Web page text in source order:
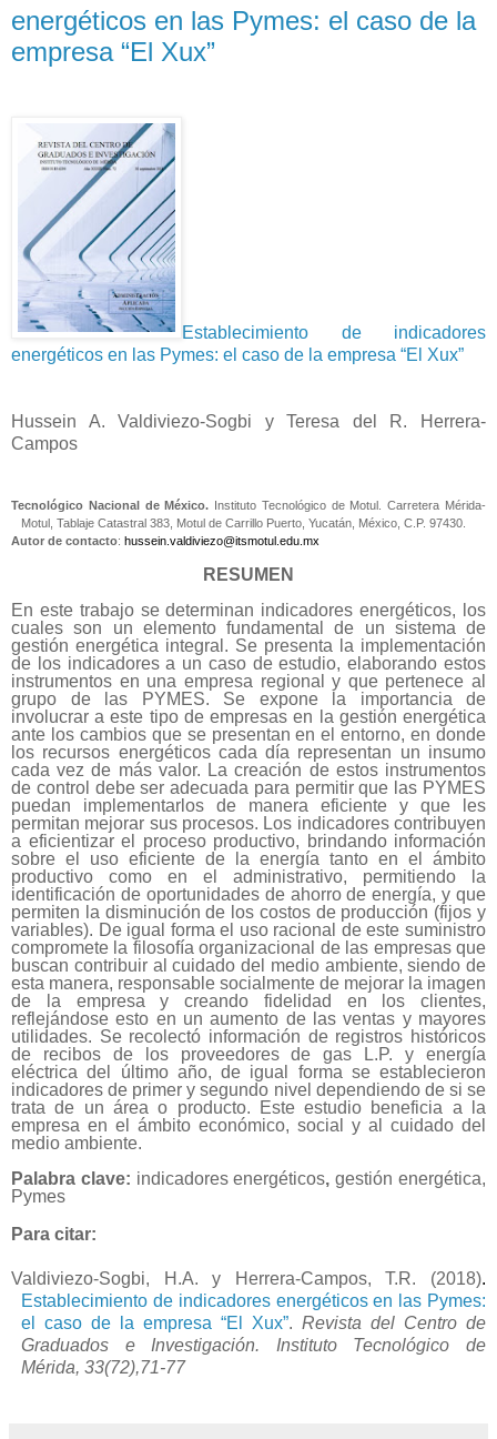
energéticos en las Pymes: el caso de la
empresa “El Xux”
Establecimiento de indicadores
energéticos en las Pymes: el caso de la empresa “El Xux”
Hussein A. Valdiviezo-Sogbi y Teresa del R. Herrera-
Campos
Tecnológico Nacional de México. Instituto Tecnológico de Motul. Carretera Mérida-
Motul, Tablaje Catastral 383, Motul de Carrillo Puerto, Yucatán, México, C.P. 97430.
Autor de contacto: hussein.valdiviezo@itsmotul.edu.mx
RESUMEN
En este trabajo se determinan indicadores energéticos, los
cuales son un elemento fundamental de un sistema de
gestión energética integral. Se presenta la implementación
de los indicadores a un caso de estudio, elaborando estos
instrumentos en una empresa regional y que pertenece al
grupo de las PYMES. Se expone la importancia de
involucrar a este tipo de empresas en la gestión energética
ante los cambios que se presentan en el entorno, en donde
los recursos energéticos cada día representan un insumo
cada vez de más valor. La creación de estos instrumentos
de control debe ser adecuada para permitir que las PYMES
puedan implementarlos de manera eficiente y que les
permitan mejorar sus procesos. Los indicadores contribuyen
a eficientizar el proceso productivo, brindando información
sobre el uso eficiente de la energía tanto en el ámbito
productivo como en el administrativo, permitiendo la
identificación de oportunidades de ahorro de energía, y que
permiten la disminución de los costos de producción (fijos y
variables). De igual forma el uso racional de este suministro
compromete la filosofía organizacional de las empresas que
buscan contribuir al cuidado del medio ambiente, siendo de
esta manera, responsable socialmente de mejorar la imagen
de la empresa y creando fidelidad en los clientes,
reflejándose esto en un aumento de las ventas y mayores
utilidades. Se recolectó información de registros históricos
de recibos de los proveedores de gas L.P. y energía
eléctrica del último año, de igual forma se establecieron
indicadores de primer y segundo nivel dependiendo de si se
trata de un área o producto. Este estudio beneficia a la
empresa en el ámbito económico, social y al cuidado del
medio ambiente.
Palabra clave: indicadores energéticos,gestión energética,
Pymes
Para citar:
Valdiviezo-Sogbi, H.A. y Herrera-Campos, T.R. (2018).
Establecimiento de indicadores energéticos en las Pymes:
el caso de la empresa “El Xux”.Revista del Centro de
Graduados e Investigación. Instituto Tecnológico de
Mérida, 33(72),71-77